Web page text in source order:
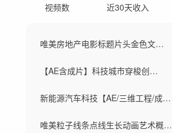
视频数 近30天收入
唯美房地产电影标题片头金色文字标题字幕
【AE含成片】科技城市穿梭创意概念大数据
新能源汽车科技【AE/三维工程/成片】
唯美粒子线条点线生长动画艺术概念创意视频